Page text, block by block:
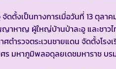
จัดตั้งเป็นทางการเมื่อวันที่ 13 ตุ
าหาญ ผู้ใหญ่บ้านป่าละอู และชาว
ำรวจตระเวนชายแดน จัดตั้งโร
ศร มหาภูมิพลอดุลยเดชมหาราช